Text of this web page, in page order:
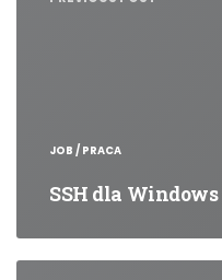
JOB / PRACA
SSH dla Windows